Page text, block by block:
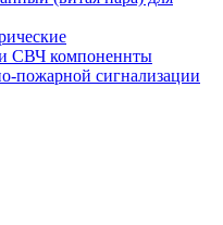
СВЧ компоненнты
пожарной сигнализации